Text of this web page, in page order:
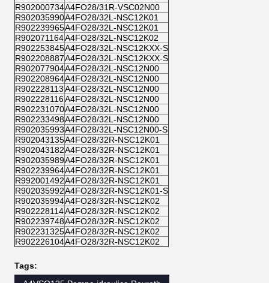
R902000734A4FO28/31R-VSC02N00
R902035990A4FO28/32L-NSC12K01
R902239965A4FO28/32L-NSC12K01
R902071164A4FO28/32L-NSC12K02
R902253845A4FO28/32L-NSC12KXX-S
R902208887A4FO28/32L-NSC12KXX-S
R902077904A4FO28/32L-NSC12N00
R902208964A4FO28/32L-NSC12N00
R902228113A4FO28/32L-NSC12N00
R902228116A4FO28/32L-NSC12N00
R902231070A4FO28/32L-NSC12N00
R902233498A4FO28/32L-NSC12N00
R902035993A4FO28/32L-NSC12N00-S
R902043135A4FO28/32R-NSC12K01
R902043182A4FO28/32R-NSC12K01
R902035989A4FO28/32R-NSC12K01
R902239964A4FO28/32R-NSC12K01
R992001492A4FO28/32R-NSC12K01
R902035992A4FO28/32R-NSC12K01-S
R902035994A4FO28/32R-NSC12K02
R902228114A4FO28/32R-NSC12K02
R902239748A4FO28/32R-NSC12K02
R902231325A4FO28/32R-NSC12K02
R902226104A4FO28/32R-NSC12K02
Tags: